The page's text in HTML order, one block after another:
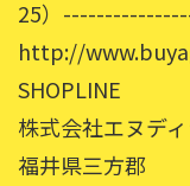
25）
http://
SHOPLINE
株式会社エヌデ
福井県三方郡